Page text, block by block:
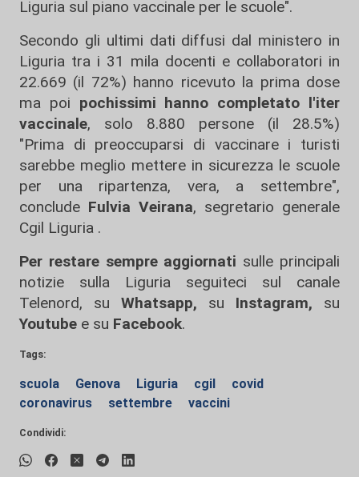
Liguria sul piano vaccinale per le scuole".
Secondo gli ultimi dati diffusi dal ministero in
Liguria tra i 31 mila docenti e collaboratori in
22.669 (il 72%) hanno ricevuto la prima dose
ma poi pochissimi hanno completato l'iter
vaccinale, solo 8.880 persone (il 28.5%)
"Prima di preoccuparsi di vaccinare i turisti
sarebbe meglio mettere in sicurezza le scuole
per una ripartenza, vera, a settembre",
conclude Fulvia Veirana, segretario generale
Cgil Liguria .
Per restare sempre aggiornati sulle principali
notizie sulla Liguria seguiteci sul canale
Telenord, su
Whatsapp, su Instagram, su
Youtube e su Facebook.
Tags:
scuola Genova Liguria cgil
covid
coronavirus
settembre vaccini
Condividi: